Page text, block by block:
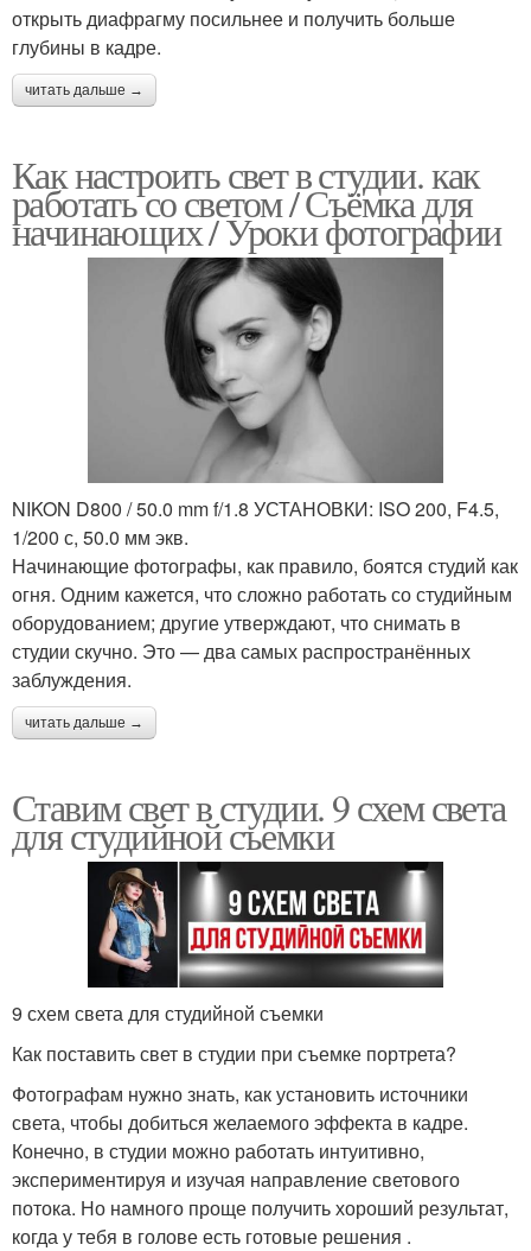
открыть диафрагму посильнее и получить больше
глубины в кадре.
читать дальше →
Как настроить свет в студии. как
работать со светом / Съёмка для
начинающих / Уроки фотографии
NIKON D800 / 50.0 mm f/1.8 УСТАНОВКИ: ISO 200, F4.5,
1/200 с, 50.0 мм экв.
Начинающие фотографы, как правило, боятся студий как
огня. Одним кажется, что сложно работать со студийным
оборудованием; другие утверждают, что снимать в
студии скучно. Это — два самых распространённых
заблуждения.
читать дальше →
Ставим свет в студии. 9 схем света
для студийной съемки
9 схем света для студийной съемки
Как поставить свет в студии при съемке портрета?
Фотографам нужно знать, как установить источники
света, чтобы добиться желаемого эффекта в кадре.
Конечно, в студии можно работать интуитивно,
экспериментируя и изучая направление светового
потока. Но намного проще получить хороший результат,
когда у тебя в голове есть готовые решения .